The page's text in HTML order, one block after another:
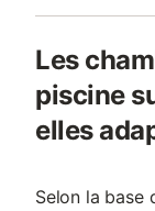
Les
piscine
elles
Selon la base